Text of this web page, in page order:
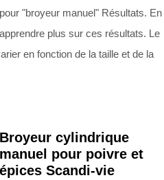
pour "broyeur manuel" Résultats. En
apprendre plus sur ces résultats. Le
en fonction de la taille et de la
Broyeur cylindrique
manuel pour poivre et
épices Scandi-vie